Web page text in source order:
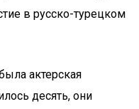
в русско-турецком
актерская
десять, они